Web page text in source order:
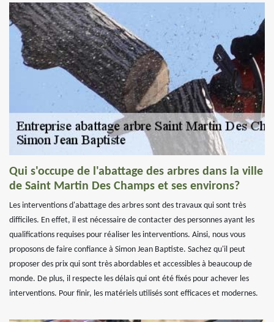
Qui s'occupe de l'abattage des arbres dans la ville
de Saint Martin Des Champs et ses environs?
Les interventions d'abattage des arbres sont des travaux qui sont très
difficiles. En effet, il est nécessaire de contacter des personnes ayant les
qualifications requises pour réaliser les interventions. Ainsi, nous vous
proposons de faire confiance à Simon Jean Baptiste. Sachez qu'il peut
proposer des prix qui sont très abordables et accessibles à beaucoup de
monde. De plus, il respecte les délais qui ont été fixés pour achever les
interventions. Pour finir, les matériels utilisés sont efficaces et modernes.